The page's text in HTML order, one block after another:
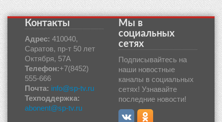
Контакты
Адрес: 410040,
Саратов, пр-т 50 лет
Октября, 57А
Телефон:+7(8452)
555-666
Почта: info@sp-tv.ru
Техподдержка:
abonent@sp-tv.ru
Мы в
социальных
сетях
Подписывайтесь на
наши новостные
каналы в социальных
сетях! Узнавайте
последние новости!